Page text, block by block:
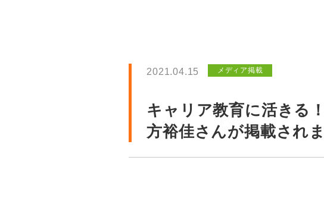
2021.04.15 メディア掲載
キャリア教育に活きる
方裕佳さんが掲載され